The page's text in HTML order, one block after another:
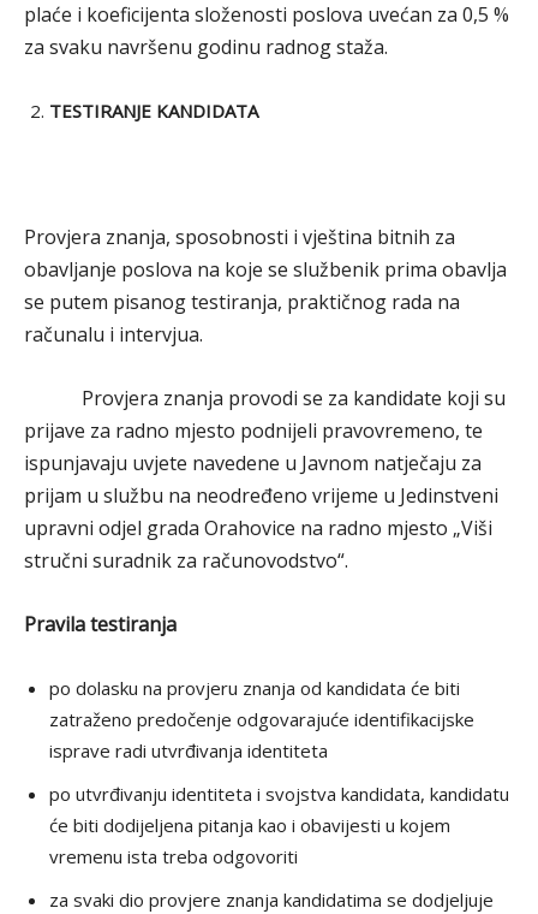
plaće i koeficijenta složenosti poslova uvećan za 0,5 %
za svaku navršenu godinu radnog staža.
TESTIRANJE KANDIDATA
Provjera znanja, sposobnosti i vještina bitnih za
obavljanje poslova na koje se službenik prima obavlja
se putem pisanog testiranja, praktičnog rada na
računalu i intervjua.
Provjera znanja provodi se za kandidate koji su
prijave za radno mjesto podnijeli pravovremeno, te
ispunjavaju uvjete navedene u Javnom natječaju za
prijam u službu na neodređeno vrijeme u Jedinstveni
upravni odjel grada Orahovice na radno mjesto „Viši
stručni suradnik za računovodstvo“.
Pravila testiranja
po dolasku na provjeru znanja od kandidata će biti
zatraženo predočenje odgovarajuće identifikacijske
isprave radi utvrđivanja identiteta
po utvrđivanju identiteta i svojstva kandidata, kandidatu
će biti dodijeljena pitanja kao i obavijesti u kojem
vremenu ista treba odgovoriti
za svaki dio provjere znanja kandidatima se dodjeljuje